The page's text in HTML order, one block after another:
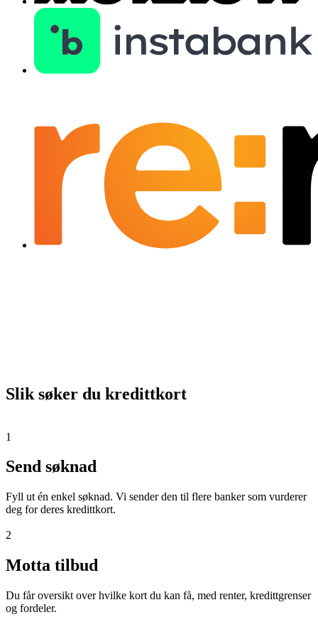
Slik søker du kredittkort
1
Send søknad
Fyll ut én enkel søknad. Vi sender den til flere banker som vurderer
deg for deres kredittkort.
2
Motta tilbud
Du får oversikt over hvilke kort du kan få, med renter, kredittgrenser
og fordeler.